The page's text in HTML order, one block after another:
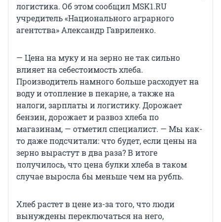
логистика. Об этом сообщил MSK1.RU
учредитель «Национального аграрного
агентства» Александр Гавриленко.
— Цена на муку и на зерно не так сильно
влияет на себестоимость хлеба.
Производитель намного больше расходует на
воду и отопление в пекарне, а также на
налоги, зарплаты и логистику. Дорожает
бензин, дорожает и развоз хлеба по
магазинам, — отметил специалист. — Мы как-
то даже подсчитали: что будет, если цены на
зерно вырастут в два раза? В итоге
получилось, что цена булки хлеба в таком
случае выросла бы меньше чем на рубль.
Хлеб растет в цене из-за того, что люди
вынуждены переключаться на него,